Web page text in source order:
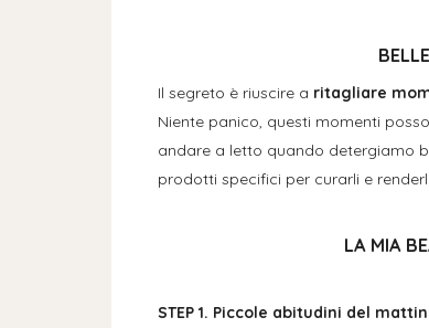
Il segreto è riuscire a ritagliare
Niente panico, questi momenti
andare a letto quando detergiamo
prodotti specifici per curarli e
LA MIA
STEP 1. Piccole abitudini del